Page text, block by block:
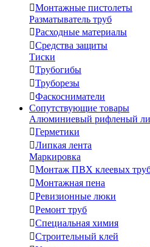
Монтажные пистолеты
Разматыватель труб
Расходные материалы
Средства защиты
Тиски
Трубогибы
Труборезы
Фаскосниматели
Сопутствующие товары
Алюминиевый рифленый
Герметики
Липкая лента
Маркировка
Монтаж ПВХ клеевых
Монтажная пена
Ревизионные люки
Ремонт труб
Специальная химия
Строительный клей